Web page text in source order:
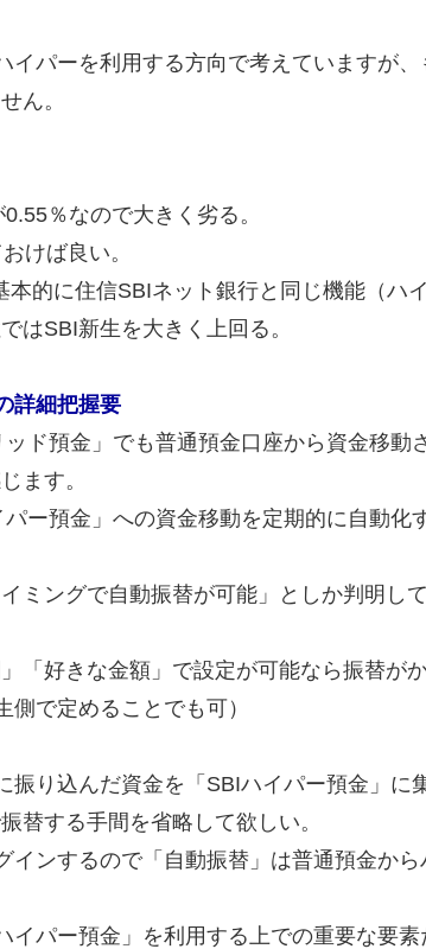
パーを利用する方向で考えていますが、
ん。
％なので大きく劣る。
けば良い。
的に住信SBIネット銀行と同じ機能（ハ
はSBI新生を大きく上回る。
詳細把握要
ド預金」でも普通預金口座から資金移動
ます。
ー預金」への資金移動を定期的に自動化
ミングで自動振替が可能」としか判明し
「好きな金額」で設定が可能なら振替が
で定めることでも可）
り込んだ資金を「SBIハイパー預金」に
替する手間を省略して欲しい。
ンするので「自動振替」は普通預金から
イパー預金」を利用する上での重要な要素